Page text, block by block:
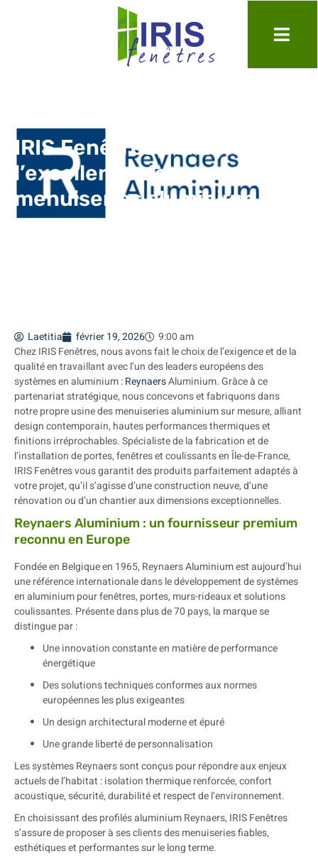
IRIS Fenêtres et Reynaers :
l’excellence des
menuiseries aluminium sur
mesure
Laetitia février 19, 2026
9:00 am
Chez IRIS Fenêtres, nous avons fait le choix de l’exigence et de la
qualité en travaillant avec l’un des leaders européens des
systèmes en aluminium :ReynaersAluminium. Grâce à ce
partenariat stratégique, nous concevons et fabriquons dans
notre propre usine des menuiseries aluminium sur mesure, alliant
design contemporain, hautes performances thermiques et
finitions irréprochables. Spécialiste de la fabrication et de
l’installation de portes, fenêtres et coulissants en Île-de-France,
IRIS Fenêtres vous garantit des produits parfaitement adaptés à
votre projet, qu’il s’agisse d’une construction neuve, d’une
rénovation ou d’un chantier aux dimensions exceptionnelles.
Reynaers Aluminium : un fournisseur premium
reconnu en Europe
Fondée en Belgique en 1965, Reynaers Aluminium est aujourd’hui
une référence internationale dans le développement de systèmes
en aluminium pour fenêtres, portes, murs-rideaux et solutions
coulissantes. Présente dans plus de 70 pays, la marque se
distingue par :
Une innovation constante en matière de performance
énergétique
Des solutions techniques conformes aux normes
européennes les plus exigeantes
Un design architectural moderne et épuré
Une grande liberté de personnalisation
Les systèmes Reynaers sont conçus pour répondre aux enjeux
actuels de l’habitat : isolation thermique renforcée, confort
acoustique, sécurité, durabilité et respect de l’environnement.
En choisissant des profilés aluminium Reynaers, IRIS Fenêtres
s’assure de proposer à ses clients des menuiseries fiables,
esthétiques et performantes sur le long terme.